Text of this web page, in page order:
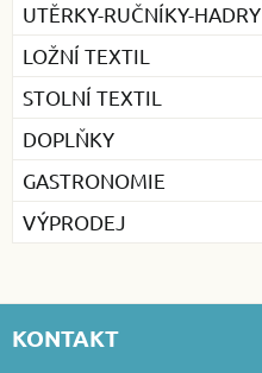
UTĚRKY-RUČNÍKY-HADRY
LOŽNÍ TEXTIL
STOLNÍ TEXTIL
DOPLŇKY
GASTRONOMIE
VÝPRODEJ
KONTAKT